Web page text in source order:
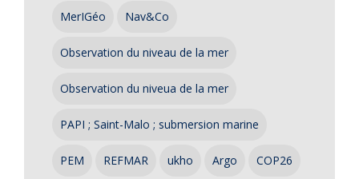
MerIGéo Nav&Co
Observation du niveau de la mer
Observation du niveua de la mer
PAPI ; Saint-Malo ; submersion marine
PEM REFMAR ukho Argo COP26